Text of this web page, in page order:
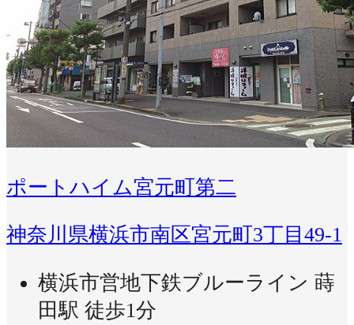
ポートハイム宮元町第二
神奈川県横浜市南区宮元町3丁目49-1
横浜市営地下鉄ブルーライン 蒔
田駅 徒歩1分